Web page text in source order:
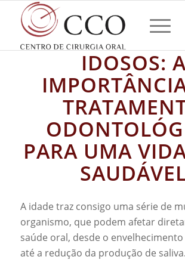
CUIDADO
IDOSOS:
PARA UMA
A idade traz consigo uma série de
organismo, que podem afetar
saúde oral, desde o
até a redução da produção de saliva.